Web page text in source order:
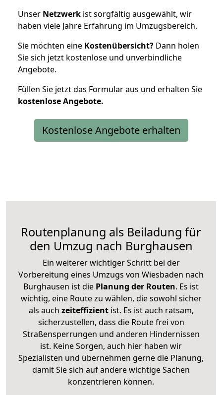
Unser Netzwerk ist sorgfältig ausgewählt, wir
haben viele Jahre Erfahrung im Umzugsbereich.
Sie möchten eine Kostenübersicht? Dann holen
Sie sich jetzt kostenlose und unverbindliche
Angebote.
Füllen Sie jetzt das Formular aus und erhalten Sie
kostenloseAngebote.
Kostenlose Angebote erhalten
Routenplanung als Beiladung für
den Umzug nach Burghausen
Ein weiterer wichtiger Schritt bei der
Vorbereitung eines Umzugs von Wiesbaden nach
Burghausen ist die Planung der Routen. Es ist
wichtig, eine Route zu wählen, die sowohl sicher
als auch zeiteffizientist. Es ist auch ratsam,
sicherzustellen, dass die Route frei von
Straßensperrungen und anderen Hindernissen
ist. Keine Sorgen, auch hier haben wir
Spezialisten und übernehmen gerne die Planung,
damit Sie sich auf andere wichtige Sachen
konzentrieren können.